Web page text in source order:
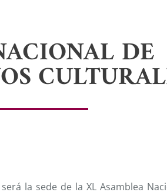
DE
la sede de la XL Asamblea